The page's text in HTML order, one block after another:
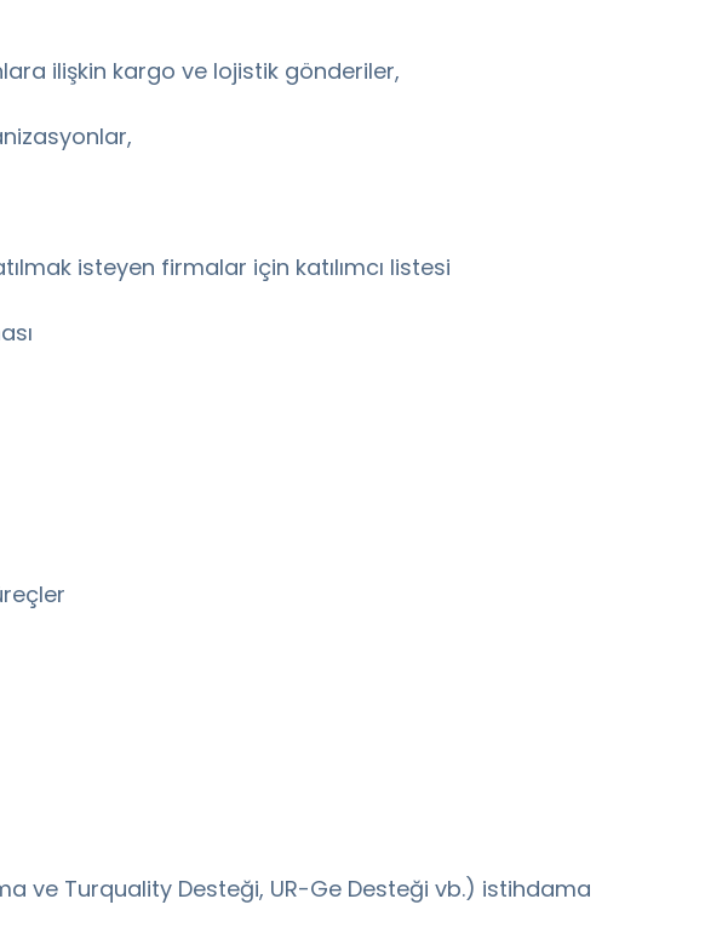
ilişkin kargo ve lojistik gönderiler,
isteyen firmalar için katılımcı listesi
ve Turquality Desteği, UR-Ge Desteği vb.) istihdama